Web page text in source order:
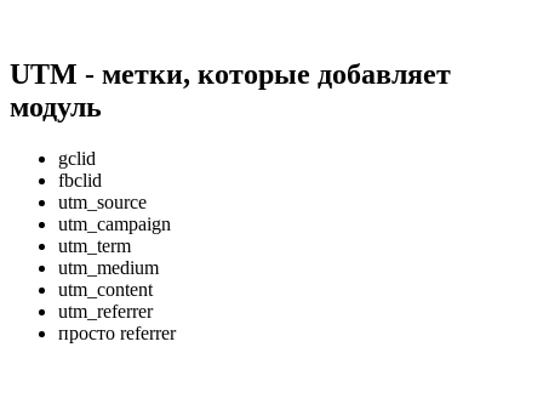
UTM - метки, которые добавляет
модуль
gclid
fbclid
utm_source
utm_campaign
utm_term
utm_medium
utm_content
utm_referrer
просто referrer